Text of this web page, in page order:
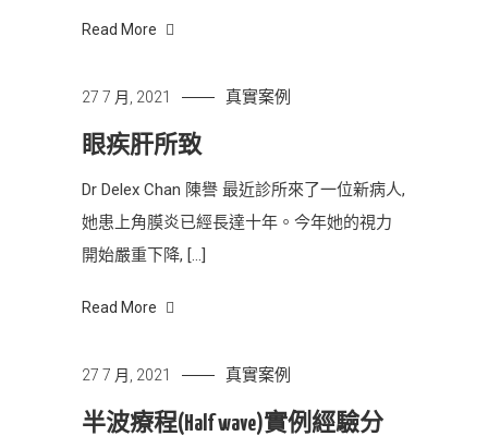
Read More
27 7 月, 2021 真實案例
眼疾肝所致
Dr Delex Chan 陳譽 最近診所來了一位新病人,
她患上角膜炎已經長達十年。今年她的視力
開始嚴重下降, […]
Read More
27 7 月, 2021 真實案例
半波療程(Half wave)實例經驗分